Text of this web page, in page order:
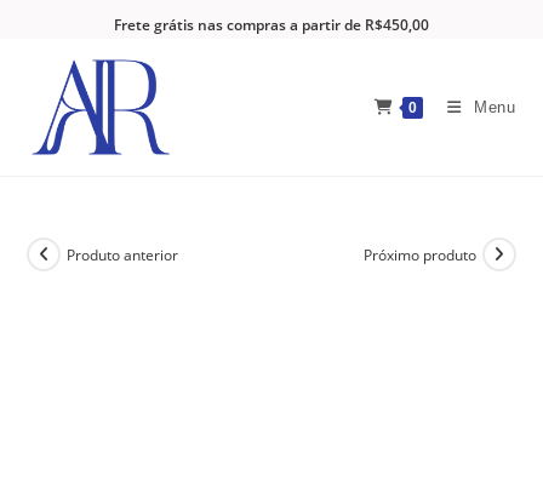
Frete grátis nas compras a partir de R$450,00
0 Menu
Produto anterior Próximo produto